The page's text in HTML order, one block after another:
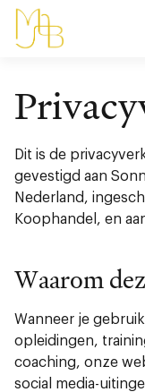
Dit is de
gevestigd aan
Nederland,
Koophandel, en
Waarom
Wanneer je
opleidingen,
coaching, onze
social media-